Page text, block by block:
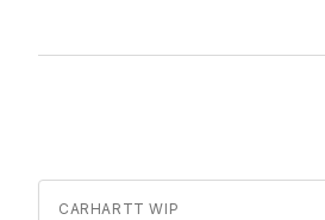
CARHARTT WIP